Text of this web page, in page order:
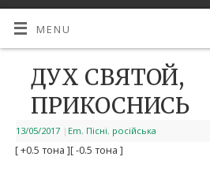
MENU
ДУХ СВЯТОЙ,
ПРИКОСНИСЬ
13/05/2017 | Em, Пісні, російська
[ +0.5 тона ][ -0.5 тона ]